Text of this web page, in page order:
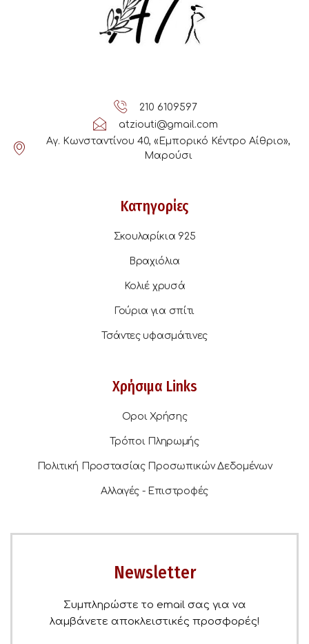
210 6109597
atziouti@gmail.com
Αγ. Κωνσταντίνου 40, «Εμπορικό Κέντρο Αίθριο»,
Μαρούσι
Κατηγορίες
Σκουλαρίκια 925
Βραχιόλια
Κολιέ χρυσά
Γούρια για σπίτι
Τσάντες υφασμάτινες
Χρήσιμα Links
Οροι Χρήσης
Τρόποι Πληρωμής
Πολιτική Προστασίας Προσωπικών Δεδομένων
Αλλαγές - Επιστροφές
Newsletter
Συμπληρώστε το email σας για να
λαμβάνετε αποκλειστικές προσφορές!